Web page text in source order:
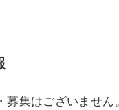
集はございません。